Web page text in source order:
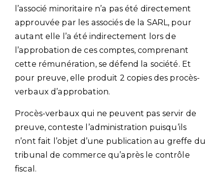
l’associé minoritaire n’a pas été directement
approuvée par les associés de la SARL, pour
autant elle l’a été indirectement lors de
l’approbation de ces comptes, comprenant
cette rémunération, se défend la société. Et
pour preuve, elle produit 2 copies des procès-
verbaux d’approbation.
Procès-verbaux qui ne peuvent pas servir de
preuve, conteste l’administration puisqu’ils
n’ont fait l’objet d’une publication au greffe du
tribunal de commerce qu’après le contrôle
fiscal.